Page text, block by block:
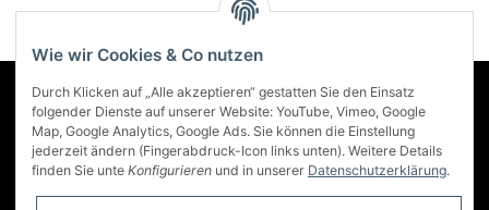
Über Lumenstar
Informationen
Mehr über
Wie wir Cookies & Co nutzen
Durch Klicken auf „Alle akzeptieren“ gestatten Sie den Einsatz
folgender Dienste auf unserer Website: YouTube, Vimeo, Google
Map, Google Analytics, Google Ads. Sie können die Einstellung
jederzeit ändern (Fingerabdruck-Icon links unten). Weitere Details
finden Sie unte Konfigurieren und in unserer Datenschutzerklärung.